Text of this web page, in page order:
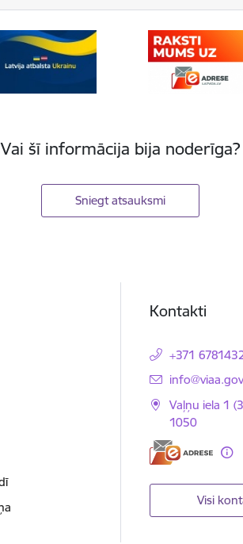
Vai šī informācija bija noderīga?
Sniegt atsauksmi
Kontakti
+371
E-pasts:
Vaļņu iela 1
1050
Visi